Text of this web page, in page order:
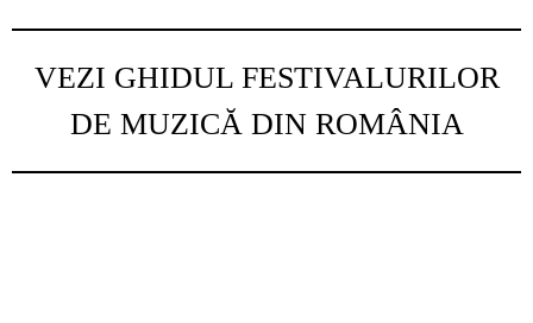
VEZI GHIDUL FESTIVALURILOR
DE MUZICĂ DIN ROMÂNIA